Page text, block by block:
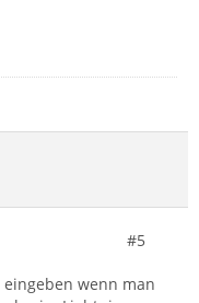
#5
wenn man